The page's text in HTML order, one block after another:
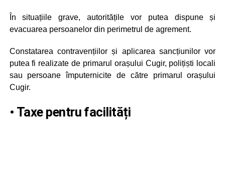
În situațiile grave, autoritățile vor putea dispune și
evacuarea persoanelor din perimetrul de agrement.
Constatarea contravențiilor și aplicarea sancțiunilor vor
putea fi realizate de primarul orașului Cugir, polițiști locali
sau persoane împuternicite de către primarul orașului
Cugir.
• Taxe pentru facilități